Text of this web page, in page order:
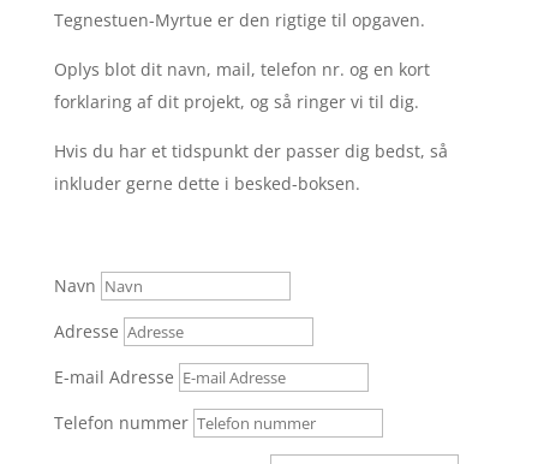
Tegnestuen-Myrtue er den rigtige til opgaven.
Oplys blot dit navn, mail, telefon nr. og en kort
forklaring af dit projekt, og så ringer vi til dig.
Hvis du har et tidspunkt der passer dig bedst, så
inkluder gerne dette i besked-boksen.
Navn
Adresse
E-mail Adresse
Telefon nummer